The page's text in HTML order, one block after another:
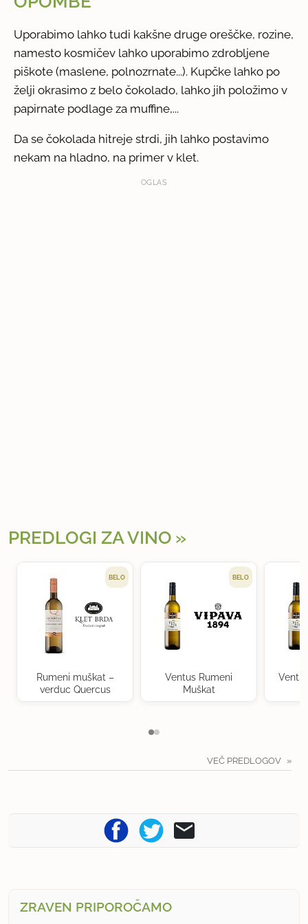
Uporabimo lahko tudi kakšne druge oreščke, rozine,
namesto kosmičev lahko uporabimo zdrobljene
piškote (maslene, polnozrnate...). Kupčke lahko po
želji okrasimo z belo čokolado, lahko jih položimo v
papirnate podlage za muffine,...
Da se čokolada hitreje strdi, jih lahko postavimo
nekam na hladno, na primer v klet.
OGLAS
PREDLOGI ZA VINO
BELO
Rumeni muškat –
verduc Quercus
BELO
Ventus Rumeni
Muškat
VEČ PREDLOGOV
ZRAVEN PRIPOROČAMO